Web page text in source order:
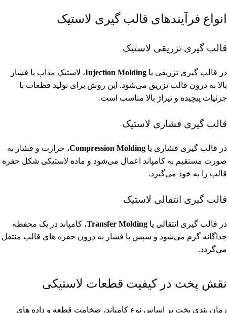
انواع فرآیندهای قالب گیری لاستیک
قالب گیری تزریقی لاستیک
در قالب گیری تزریقی یا Injection Molding، لاستیک مذاب با فشار
بالا به درون قالب تزریق می‌شود. این روش برای تولید قطعات با
جزئیات پیچیده و تیراژ بالا مناسب است.
قالب گیری فشاری لاستیک
در قالب گیری فشاری یا Compression Molding، حرارت و فشار به
صورت مستقیم به کامپاند اعمال می‌شود و ماده لاستیکی شکل حفره
قالب را به خود می‌گیرد.
قالب گیری انتقالی لاستیک
در قالب گیری انتقالی یا Transfer Molding، کامپاند در یک محفظه
جداگانه گرم می‌شود و سپس با فشار به درون حفره های قالب منتقل
می‌گردد.
نقش پخت در کیفیت قطعات لاستیکی
زمان بندی پخت بر اساس نوع کامپاند، ضخامت قطعه و داده های